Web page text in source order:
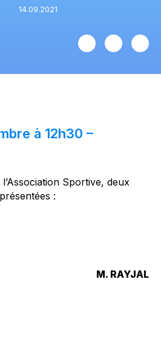
à 12h30 –
Sportive, deux
:
M. RAYJAL